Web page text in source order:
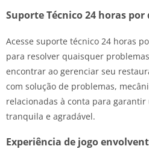
Suporte Técnico 24 horas
Acesse suporte técnico 24 horas
para resolver quaisquer
encontrar ao gerenciar seu
com solução de problemas,
relacionadas à conta para
tranquila e agradável.
Experiência de jogo